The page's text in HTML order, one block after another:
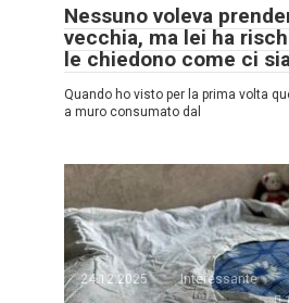
Nessuno voleva
vecchia, ma lei ha
le chiedono come ci
Quando ho visto per la prima volta
a muro consumato dal
24.12.2025
Interessante